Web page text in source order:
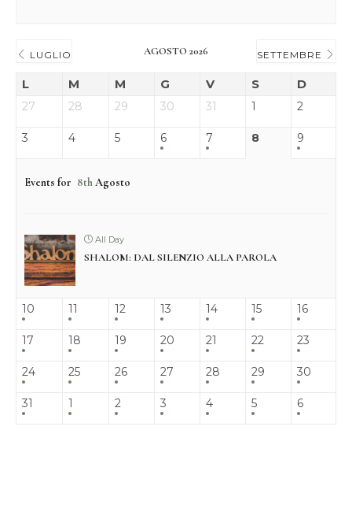
LUGLIO AGOSTO 2026 SETTEMBRE
L M M G V S D
27 28 29 30 31 1 2
3 4 5 6 7 8 9
Events for 8thAgosto
All Day
SHALOM: DAL SILENZIO ALLA PAROLA
10 11 12 13 14 15 16
17 18 19 20 21 22 23
24 25 26 27 28 29 30
31 1 2 3 4 5 6